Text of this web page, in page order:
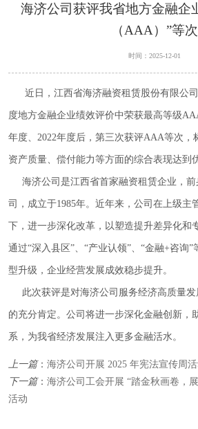
海济公司获评我省地方金融企
（AAA）”等次
时间：2025-12-01
近日，江西省海济融资租赁股份有限公司
度地方金融企业绩效评价中荣获最高等级‌
年度、2022年度后，第三次获评AAA等次，
资产质量、偿付能力等方面的综合表现达到
海济公司是江西省首家融资租赁企业，前
司，成立于1985年。近年来，公司在上级主
下，进一步深化改革，以塑造提升差异化和
通过“深入县区”、“产业认领”、“金融+咨询
型升级，企业经营发展成效稳步提升。
此次获评是对海济公司服务经济高质量发
的充分肯定。公司将进一步深化金融创新，
系，为我省经济发展注入更多金融活水。
上一篇： 海济公司开展 2025 年宪法宣传周
下一篇： 海济公司工会开展 “踏金秋画卷，
活动